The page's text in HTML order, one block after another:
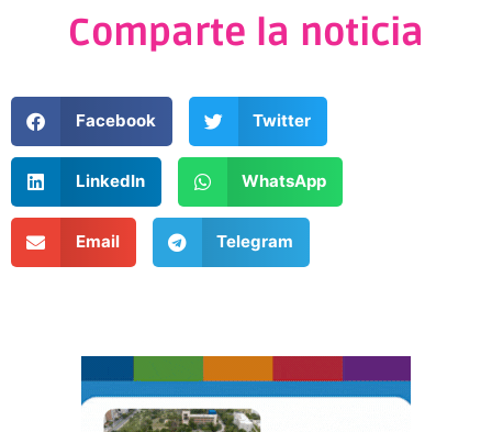
Comparte la noticia
Facebook Twitter
LinkedIn WhatsApp
Email Telegram